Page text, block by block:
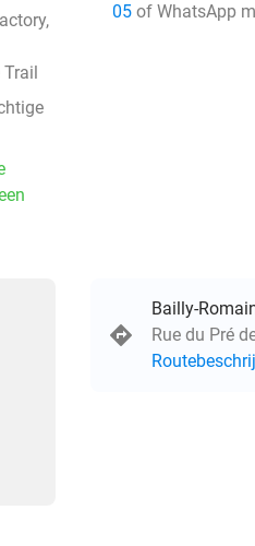
Trail
05 of WhatsApp
Bailly-
Rue du Pré